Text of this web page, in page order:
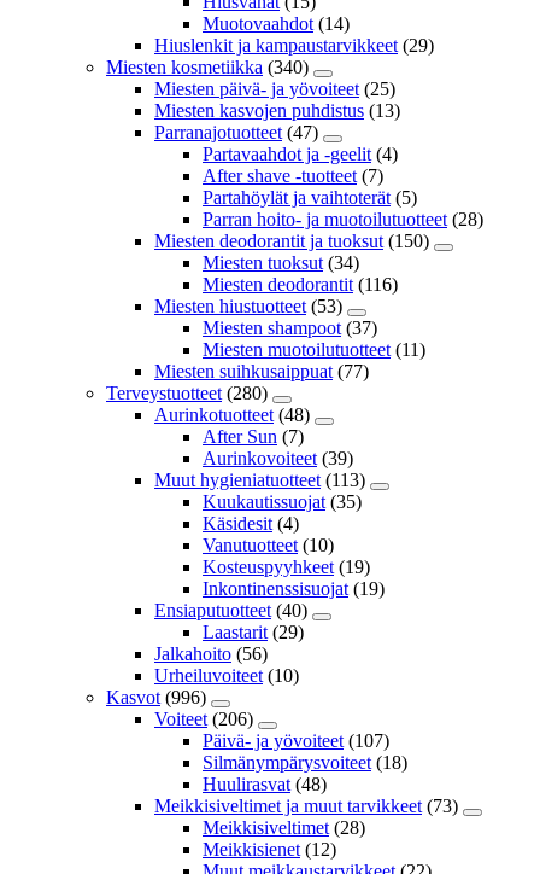
Muotovaahdot (14)
Hiuslenkit ja kampaustarvikkeet (29)
Miesten kosmetiikka (340)
Miesten päivä- ja yövoiteet (25)
Miesten kasvojen puhdistus (13)
Parranajotuotteet (47)
Partavaahdot ja -geelit (4)
After shave -tuotteet (7)
Partahöylät ja vaihtoterät (5)
Parran hoito- ja muotoilutuotteet (28)
Miesten deodorantit ja tuoksut (150)
Miesten tuoksut (34)
Miesten deodorantit (116)
Miesten hiustuotteet (53)
Miesten shampoot (37)
Miesten muotoilutuotteet (11)
Miesten suihkusaippuat (77)
Terveystuotteet (280)
Aurinkotuotteet (48)
After Sun (7)
Aurinkovoiteet (39)
Muut hygieniatuotteet (113)
Kuukautissuojat (35)
Käsidesit (4)
Vanutuotteet (10)
Kosteuspyyhkeet (19)
Inkontinenssisuojat (19)
Ensiaputuotteet (40)
Laastarit (29)
Jalkahoito (56)
Urheiluvoiteet (10)
Kasvot (996)
Voiteet (206)
Päivä- ja yövoiteet (107)
Silmänympärysvoiteet (18)
Huulirasvat (48)
Meikkisiveltimet ja muut tarvikkeet (73)
Meikkisiveltimet (28)
Meikkisienet (12)